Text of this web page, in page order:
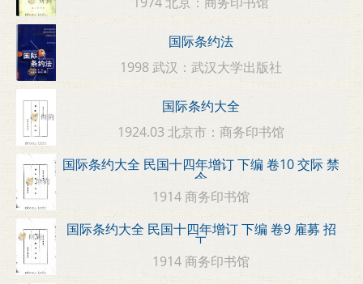
国际条约法
1998 武汉：武汉大学出版社
国际条约大全
1924.03 北京市：商务印书馆
国际条约大全 民国十四年增订 下编 卷10 交际 禁
令
1914 商务印书馆
国际条约大全 民国十四年增订 下编 卷9 雇募 招
工
1914 商务印书馆